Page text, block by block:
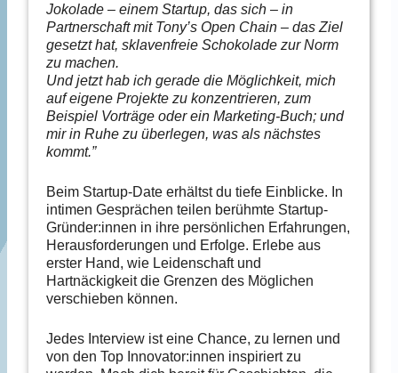
Jokolade – einem Startup, das sich – in
Partnerschaft mit Tony’s Open Chain – das Ziel
gesetzt hat, sklavenfreie Schokolade zur Norm
zu machen.
Und jetzt hab ich gerade die Möglichkeit, mich
auf eigene Projekte zu konzentrieren, zum
Beispiel Vorträge oder ein Marketing-Buch; und
mir in Ruhe zu überlegen, was als nächstes
kommt.”
Beim Startup-Date erhältst du tiefe Einblicke. In
intimen Gesprächen teilen berühmte Startup-
Gründer:innen in ihre persönlichen Erfahrungen,
Herausforderungen und Erfolge. Erlebe aus
erster Hand, wie Leidenschaft und
Hartnäckigkeit die Grenzen des Möglichen
verschieben können.
Jedes Interview ist eine Chance, zu lernen und
von den Top Innovator:innen inspiriert zu